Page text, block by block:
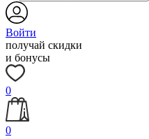
Войти
получай скидки
и бонусы
0
0